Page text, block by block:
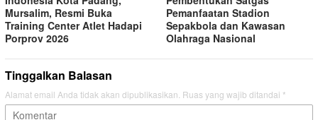
Mursalim, Resmi Buka
Training Center Atlet Hadapi
Porprov 2026
Pemanfaatan Stadion
Sepakbola dan Kawasan
Olahraga Nasional
Tinggalkan Balasan
Alamat email Anda tidak akan dipublikasikan. Ruas yang wajib ditandai *